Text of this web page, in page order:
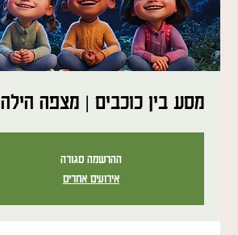
מסע בין כוכבים | מצפה הילה
ההרשמה סגורה
אירועים אחרים